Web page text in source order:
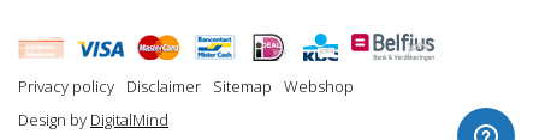
Privacy policy Disclaimer Sitemap
Webshop
Design by DigitalMind